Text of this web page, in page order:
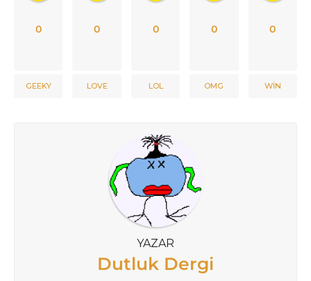
0
GEEKY
0
LOVE
0
LOL
0
OMG
0
WIN
YAZAR
Dutluk Dergi